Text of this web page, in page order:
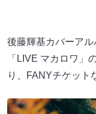
後藤輝基カバーア
「LIVE マカロワ」
り、FANYチケット